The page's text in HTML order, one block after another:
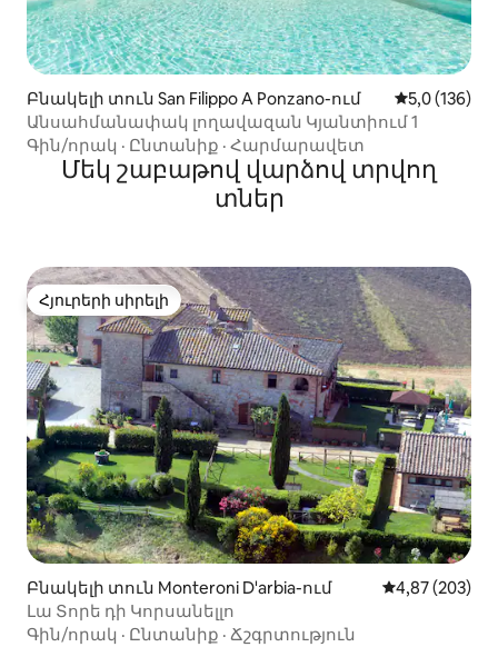
Բնակելի տուն San Filippo A Ponzano-ում Միջին
5,0 (136)
Անսահմանափակ լողավազան Կյանտիում 1
Գին/որակ · Ընտանիք · Հարմարավետ
Մեկ շաբաթով վարձով տրվող
տներ
Հյուրերի սիրելի
Հյուրերի սիրելի
Բնակելի տուն Monteroni D'arbia-ում Միջին
4,87 (203)
Լա Տորե դի Կորսանելլո
Գին/որակ · Ընտանիք · Ճշգրտություն